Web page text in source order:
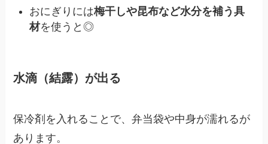
おにぎりには梅干しや昆布など水分を補う具
材を使うと◎
水滴（結露）が出る
保冷剤を入れることで、弁当袋や中身が濡れるが
あります。